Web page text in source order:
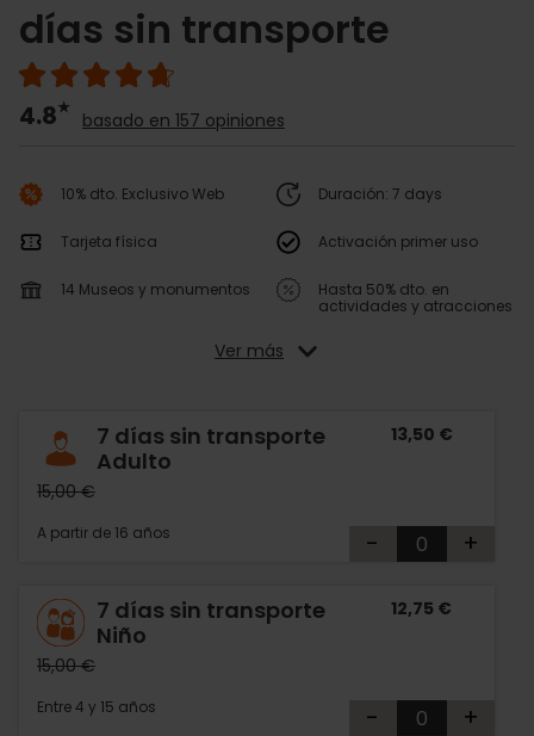
días sin transporte
4.8 basado en 157 opiniones
10% dto. Exclusivo Web Duración: 7 days
Tarjeta física Activación primer uso
14 Museos y monumentos
Hasta 50% dto. en
actividades y atracciones
Ver más
7 días sin transporte
Adulto
15,00 €
A partir de 16 años
13,50 €
- +
7 días sin transporte
Niño
15,00 €
Entre 4 y 15 años
12,75 €
- +